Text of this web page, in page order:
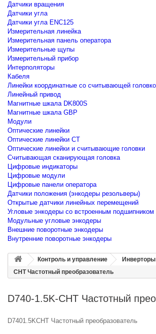
Датчики вращения
Датчики угла
Датчики угла ENC125
Измерительная линейка
Измерительная панель оператора
Измерительные щупы
Измерительный прибор
Интерполяторы
Кабеля
Линейки координатные со считывающей
Линейный привод
Магнитные шкала DK800S
Магнитные шкала GBP
Модули
Оптические линейки
Оптические линейки CT
Оптические линейки и считывающие головки
Считывающая сканирующая головка
Цифровые индикаторы
Цифровые модули
Цифровые панели оператора
Датчики положения (энкодеры резольверы)
Открытые датчики линейных перемещений
Угловые энкодеры со встроенным подшипником
Модульные угловые энкодеры
Внешние поворотные энкодеры
Внутренние поворотные энкодеры
Контроль и управление Инверторы
CHT Частотный преобразователь
D740-1.5K-CHT Частотный
D7401.5KCHT Частотный преобразователь